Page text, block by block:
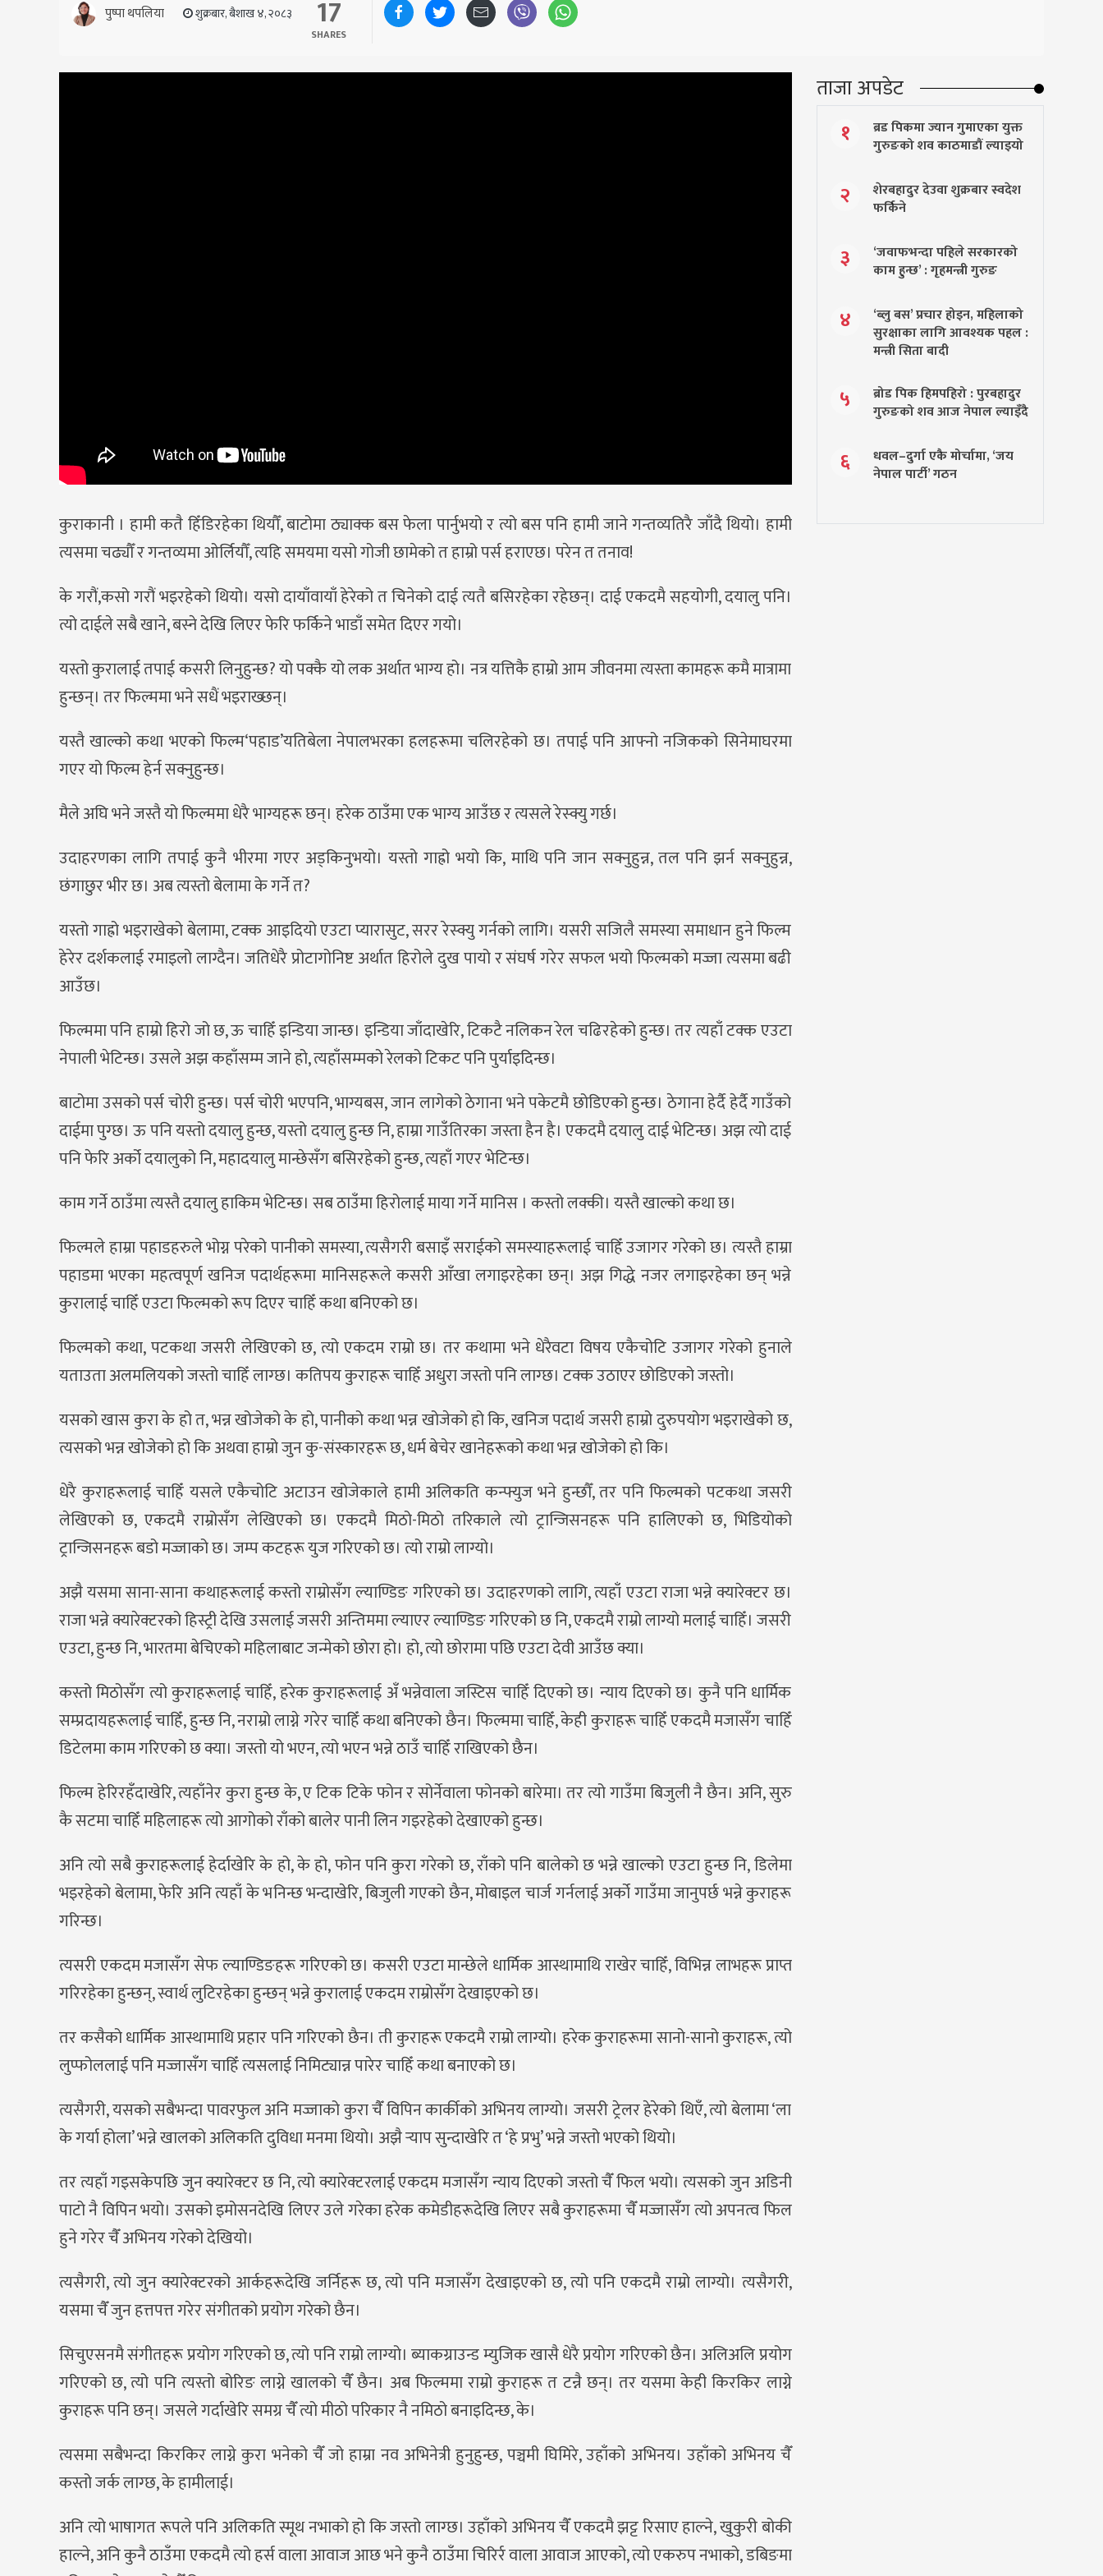
पुष्पा थपलिया शुक्रबार, बैशाख ४, २०८३ 17
SHARES
कुराकानी । हामी कतै हिँडिरहेका थियौँ, बाटोमा ठ्याक्क बस फेला पार्नुभयो र त्यो बस पनि हामी जाने गन्तव्यतिरै जाँदै थियो। हामी
त्यसमा चढ्यौँ र गन्तव्यमा ओर्लियौँ, त्यहि समयमा यसो गोजी छामेको त हाम्रो पर्स हराएछ। परेन त तनाव!
के गरौं,कसो गरौं भइरहेको थियो। यसो दायाँवायाँ हेरेको त चिनेको दाई त्यतै बसिरहेका रहेछन्। दाई एकदमै सहयोगी, दयालु पनि।
त्यो दाईले सबै खाने, बस्ने देखि लिएर फेरि फर्किने भाडाँ समेत दिएर गयो।
यस्तो कुरालाई तपाई कसरी लिनुहुन्छ? यो पक्कै यो लक अर्थात भाग्य हो। नत्र यत्तिकै हाम्रो आम जीवनमा त्यस्ता कामहरू कमै मात्रामा
हुन्छन्। तर फिल्ममा भने सधैं भइराख्छन्।
यस्तै खाल्को कथा भएको फिल्म‘पहाड’यतिबेला नेपालभरका हलहरूमा चलिरहेको छ। तपाई पनि आफ्नो नजिकको सिनेमाघरमा
गएर यो फिल्म हेर्न सक्नुहुन्छ।
मैले अघि भने जस्तै यो फिल्ममा धेरै भाग्यहरू छन्। हरेक ठाउँमा एक भाग्य आउँछ र त्यसले रेस्क्यु गर्छ।
उदाहरणका लागि तपाई कुनै भीरमा गएर अड्किनुभयो। यस्तो गाह्रो भयो कि, माथि पनि जान सक्नुहुन्न, तल पनि झर्न सक्नुहुन्न,
छंगाछुर भीर छ। अब त्यस्तो बेलामा के गर्ने त?
यस्तो गाह्रो भइराखेको बेलामा, टक्क आइदियो एउटा प्यारासुट, सरर रेस्क्यु गर्नको लागि। यसरी सजिलै समस्या समाधान हुने फिल्म
हेरेर दर्शकलाई रमाइलो लाग्दैन। जतिधेरै प्रोटागोनिष्ट अर्थात हिरोले दुख पायो र संघर्ष गरेर सफल भयो फिल्मको मज्जा त्यसमा बढी
आउँछ।
फिल्ममा पनि हाम्रो हिरो जो छ, ऊ चाहिँ इन्डिया जान्छ। इन्डिया जाँदाखेरि, टिकटै नलिकन रेल चढिरहेको हुन्छ। तर त्यहाँ टक्क एउटा
नेपाली भेटिन्छ। उसले अझ कहाँसम्म जाने हो, त्यहाँसम्मको रेलको टिकट पनि पुर्याइदिन्छ।
बाटोमा उसको पर्स चोरी हुन्छ। पर्स चोरी भएपनि, भाग्यबस, जान लागेको ठेगाना भने पकेटमै छोडिएको हुन्छ। ठेगाना हेर्दै हेर्दै गाउँको
दाईमा पुग्छ। ऊ पनि यस्तो दयालु हुन्छ, यस्तो दयालु हुन्छ नि, हाम्रा गाउँतिरका जस्ता हैन है। एकदमै दयालु दाई भेटिन्छ। अझ त्यो दाई
पनि फेरि अर्को दयालुको नि, महादयालु मान्छेसँग बसिरहेको हुन्छ, त्यहाँ गएर भेटिन्छ।
काम गर्ने ठाउँमा त्यस्तै दयालु हाकिम भेटिन्छ। सब ठाउँमा हिरोलाई माया गर्ने मानिस । कस्तो लक्की। यस्तै खाल्को कथा छ।
फिल्मले हाम्रा पहाडहरुले भोग्न परेको पानीको समस्या, त्यसैगरी बसाइँ सराईको समस्याहरूलाई चाहिँ उजागर गरेको छ। त्यस्तै हाम्रा
पहाडमा भएका महत्वपूर्ण खनिज पदार्थहरूमा मानिसहरूले कसरी आँखा लगाइरहेका छन्। अझ गिद्धे नजर लगाइरहेका छन् भन्ने
कुरालाई चाहिँ एउटा फिल्मको रूप दिएर चाहिँ कथा बनिएको छ।
फिल्मको कथा, पटकथा जसरी लेखिएको छ, त्यो एकदम राम्रो छ। तर कथामा भने धेरैवटा विषय एकैचोटि उजागर गरेको हुनाले
यताउता अलमलियको जस्तो चाहिँ लाग्छ। कतिपय कुराहरू चाहिँ अधुरा जस्तो पनि लाग्छ। टक्क उठाएर छोडिएको जस्तो।
यसको खास कुरा के हो त, भन्न खोजेको के हो, पानीको कथा भन्न खोजेको हो कि, खनिज पदार्थ जसरी हाम्रो दुरुपयोग भइराखेको छ,
त्यसको भन्न खोजेको हो कि अथवा हाम्रो जुन कु-संस्कारहरू छ, धर्म बेचेर खानेहरूको कथा भन्न खोजेको हो कि।
धेरै कुराहरूलाई चाहिँ यसले एकैचोटि अटाउन खोजेकाले हामी अलिकति कन्फ्युज भने हुन्छौँ, तर पनि फिल्मको पटकथा जसरी
लेखिएको छ, एकदमै राम्रोसँग लेखिएको छ। एकदमै मिठो-मिठो तरिकाले त्यो ट्रान्जिसनहरू पनि हालिएको छ, भिडियोको
ट्रान्जिसनहरू बडो मज्जाको छ। जम्प कटहरू युज गरिएको छ। त्यो राम्रो लाग्यो।
अझै यसमा साना-साना कथाहरूलाई कस्तो राम्रोसँग ल्याण्डिङ गरिएको छ। उदाहरणको लागि, त्यहाँ एउटा राजा भन्ने क्यारेक्टर छ।
राजा भन्ने क्यारेक्टरको हिस्ट्री देखि उसलाई जसरी अन्तिममा ल्याएर ल्याण्डिङ गरिएको छ नि, एकदमै राम्रो लाग्यो मलाई चाहिँ। जसरी
एउटा, हुन्छ नि, भारतमा बेचिएको महिलाबाट जन्मेको छोरा हो। हो, त्यो छोरामा पछि एउटा देवी आउँछ क्या।
कस्तो मिठोसँग त्यो कुराहरूलाई चाहिँ, हरेक कुराहरूलाई अँ भन्नेवाला जस्टिस चाहिँ दिएको छ। न्याय दिएको छ। कुनै पनि धार्मिक
सम्प्रदायहरूलाई चाहिँ, हुन्छ नि, नराम्रो लाग्ने गरेर चाहिँ कथा बनिएको छैन। फिल्ममा चाहिँ, केही कुराहरू चाहिँ एकदमै मजासँग चाहिँ
डिटेलमा काम गरिएको छ क्या। जस्तो यो भएन, त्यो भएन भन्ने ठाउँ चाहिँ राखिएको छैन।
फिल्म हेरिरहँदाखेरि, त्यहाँनेर कुरा हुन्छ के, ए टिक टिके फोन र सोर्नेवाला फोनको बारेमा। तर त्यो गाउँमा बिजुली नै छैन। अनि, सुरु
कै सटमा चाहिँ महिलाहरू त्यो आगोको राँको बालेर पानी लिन गइरहेको देखाएको हुन्छ।
अनि त्यो सबै कुराहरूलाई हेर्दाखेरि के हो, के हो, फोन पनि कुरा गरेको छ, राँको पनि बालेको छ भन्ने खाल्को एउटा हुन्छ नि, डिलेमा
भइरहेको बेलामा, फेरि अनि त्यहाँ के भनिन्छ भन्दाखेरि, बिजुली गएको छैन, मोबाइल चार्ज गर्नलाई अर्को गाउँमा जानुपर्छ भन्ने कुराहरू
गरिन्छ।
त्यसरी एकदम मजासँग सेफ ल्याण्डिङहरू गरिएको छ। कसरी एउटा मान्छेले धार्मिक आस्थामाथि राखेर चाहिँ, विभिन्न लाभहरू प्राप्त
गरिरहेका हुन्छन्, स्वार्थ लुटिरहेका हुन्छन् भन्ने कुरालाई एकदम राम्रोसँग देखाइएको छ।
तर कसैको धार्मिक आस्थामाथि प्रहार पनि गरिएको छैन। ती कुराहरू एकदमै राम्रो लाग्यो। हरेक कुराहरूमा सानो-सानो कुराहरू, त्यो
लुप्फोललाई पनि मज्जासँग चाहिँ त्यसलाई निमिट्यान्न पारेर चाहिँ कथा बनाएको छ।
त्यसैगरी, यसको सबैभन्दा पावरफुल अनि मज्जाको कुरा चैँ विपिन कार्कीको अभिनय लाग्यो। जसरी ट्रेलर हेरेको थिएँ, त्यो बेलामा ‘ला
के गर्या होला’ भन्ने खालको अलिकति दुविधा मनमा थियो। अझै र्‍याप सुन्दाखेरि त ‘हे प्रभु’ भन्ने जस्तो भएको थियो।
तर त्यहाँ गइसकेपछि जुन क्यारेक्टर छ नि, त्यो क्यारेक्टरलाई एकदम मजासँग न्याय दिएको जस्तो चैँ फिल भयो। त्यसको जुन अडिनी
पाटो नै विपिन भयो। उसको इमोसनदेखि लिएर उले गरेका हरेक कमेडीहरूदेखि लिएर सबै कुराहरूमा चैँ मज्जासँग त्यो अपनत्व फिल
हुने गरेर चैँ अभिनय गरेको देखियो।
त्यसैगरी, त्यो जुन क्यारेक्टरको आर्कहरूदेखि जर्निहरू छ, त्यो पनि मजासँग देखाइएको छ, त्यो पनि एकदमै राम्रो लाग्यो। त्यसैगरी,
यसमा चैँ जुन हत्तपत्त गरेर संगीतको प्रयोग गरेको छैन।
सिचुएसनमै संगीतहरू प्रयोग गरिएको छ, त्यो पनि राम्रो लाग्यो। ब्याकग्राउन्ड म्युजिक खासै धेरै प्रयोग गरिएको छैन। अलिअलि प्रयोग
गरिएको छ, त्यो पनि त्यस्तो बोरिङ लाग्ने खालको चैँ छैन। अब फिल्ममा राम्रो कुराहरू त टन्नै छन्। तर यसमा केही किरकिर लाग्ने
कुराहरू पनि छन्। जसले गर्दाखेरि समग्र चैँ त्यो मीठो परिकार नै नमिठो बनाइदिन्छ, के।
त्यसमा सबैभन्दा किरकिर लाग्ने कुरा भनेको चैँ जो हाम्रा नव अभिनेत्री हुनुहुन्छ, पञ्चमी घिमिरे, उहाँको अभिनय। उहाँको अभिनय चैँ
कस्तो जर्क लाग्छ, के हामीलाई।
अनि त्यो भाषागत रूपले पनि अलिकति स्मूथ नभाको हो कि जस्तो लाग्छ। उहाँको अभिनय चैँ एकदमै झट्ट रिसाए हाल्ने, खुकुरी बोकी
हाल्ने, अनि कुनै ठाउँमा एकदमै त्यो हर्स वाला आवाज आछ भने कुनै ठाउँमा चिरिर्र वाला आवाज आएको, त्यो एकरुप नभाको, डबिङमा
ताजा अपडेट
१
ब्रड पिकमा ज्यान गुमाएका युक्त
गुरुङको शव काठमाडौं ल्याइयो
२
शेरबहादुर देउवा शुक्रबार स्वदेश
फर्किने
३
‘जवाफभन्दा पहिले सरकारको
काम हुन्छ’ : गृहमन्त्री गुरुङ
४
‘ब्लु बस’ प्रचार होइन, महिलाको
सुरक्षाका लागि आवश्यक पहल :
मन्त्री सिता बादी
५
ब्रोड पिक हिमपहिरो : पुरबहादुर
गुरुङको शव आज नेपाल ल्याइँदै
६
धवल–दुर्गा एकै मोर्चामा, ‘जय
नेपाल पार्टी’ गठन